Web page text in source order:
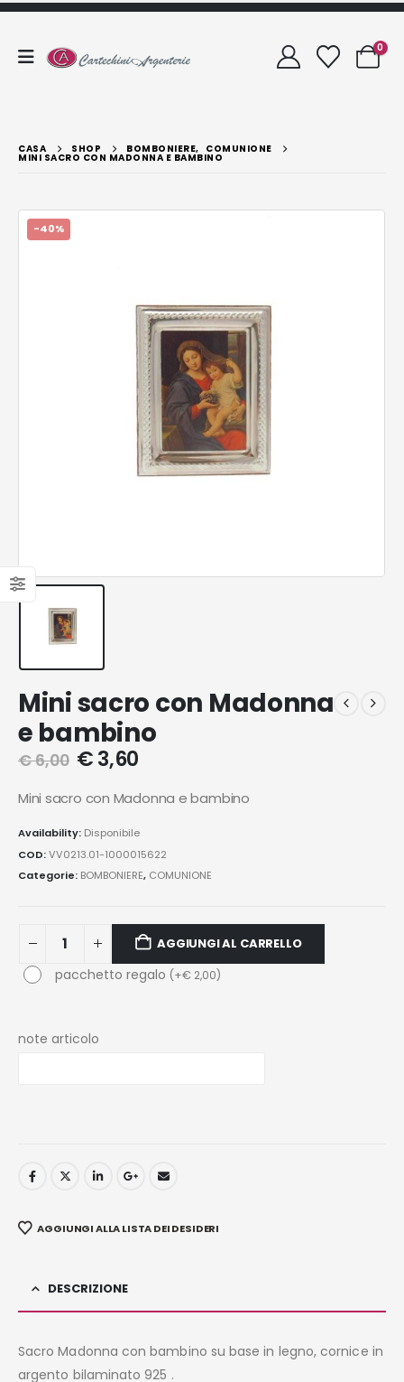
0
CASA SHOP BOMBONIERE, COMUNIONE
MINI SACRO CON MADONNA E BAMBINO
-40%
Mini sacro con Madonna
e bambino
€6,00 €3,60
Mini sacro con Madonna e bambino
Availability: Disponibile
COD:VV0213.01-1000015622
Categorie: BOMBONIERE, COMUNIONE
AGGIUNGI AL CARRELLO
pacchetto regalo (+€2,00)
note articolo
AGGIUNGI ALLA LISTA DEI DESIDERI
DESCRIZIONE
Sacro Madonna con bambino su base in legno, cornice in
argento bilaminato 925 .